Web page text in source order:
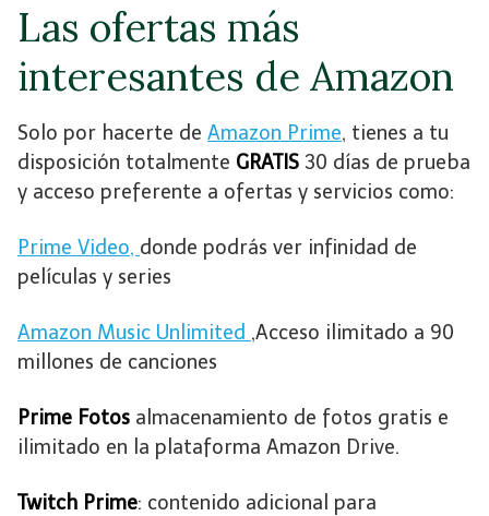
Las ofertas más
interesantes de Amazon
Solo por hacerte de Amazon Prime, tienes a tu
disposición totalmente GRATIS 30 días de prueba
y acceso preferente a ofertas y servicios como:
Prime Video, donde podrás ver infinidad de
películas y series
Amazon Music Unlimited ,Acceso ilimitado a 90
millones de canciones
Prime Fotos almacenamiento de fotos gratis e
ilimitado en la plataforma Amazon Drive.
Twitch Prime: contenido adicional para